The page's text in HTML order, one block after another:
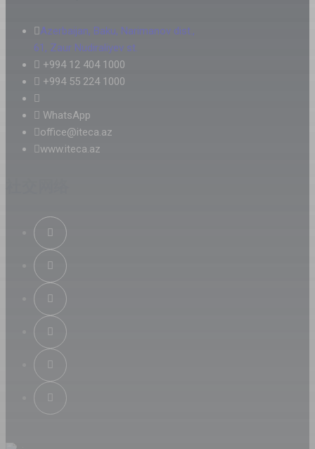
Azerbaijan, Baku, Narimanov dist.,
61, Zaur Nudiraliyev st.
+994 12 404 1000
+994 55 224 1000
WhatsApp
office@iteca.az
www.iteca.az